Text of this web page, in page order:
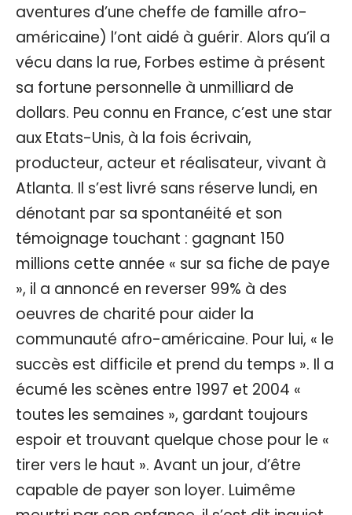
aventures d’une cheffe de famille afro-
américaine) l’ont aidé à guérir. Alors qu’il a
vécu dans la rue, Forbes estime à présent
sa fortune personnelle à unmilliard de
dollars. Peu connu en France, c’est une star
aux Etats-Unis, à la fois écrivain,
producteur, acteur et réalisateur, vivant à
Atlanta. Il s’est livré sans réserve lundi, en
dénotant par sa spontanéité et son
témoignage touchant : gagnant 150
millions cette année « sur sa fiche de paye
», il a annoncé en reverser 99% à des
oeuvres de charité pour aider la
communauté afro-américaine. Pour lui, « le
succès est difficile et prend du temps ». Il a
écumé les scènes entre 1997 et 2004 «
toutes les semaines », gardant toujours
espoir et trouvant quelque chose pour le «
tirer vers le haut ». Avant un jour, d’être
capable de payer son loyer. Luimême